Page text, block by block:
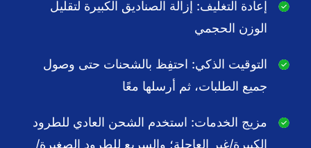
إعادة التغليف: إزالة الصناديق الكبيرة لتقليل
الوزن الحجمي
التوقيت الذكي: احتفِظ بالشحنات حتى وصول
جميع الطلبات، ثم أرسلها معًا
مزيج الخدمات: استخدم الشحن العادي للطرود
الكبيرة/غير العاجلة؛ والسريع للطرود الصغيرة/